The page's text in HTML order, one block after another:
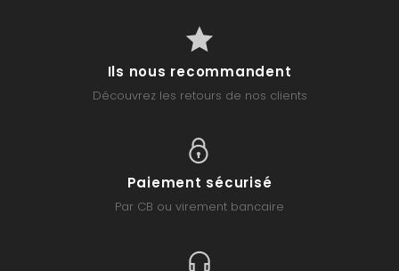
Ils nous recommandent
Découvrez les retours de nos clients
Paiement sécurisé
Par CB ou virement bancaire